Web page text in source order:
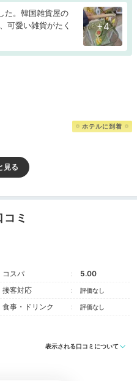
た。韓国雑貨屋の
可愛い雑貨がたく
+4
ホテルに到着
海外映画のよう♪一歩足
コミ
コスパ
5.00
接客対応 評価なし
食事・ドリンク 評価なし
表示される口コミについて